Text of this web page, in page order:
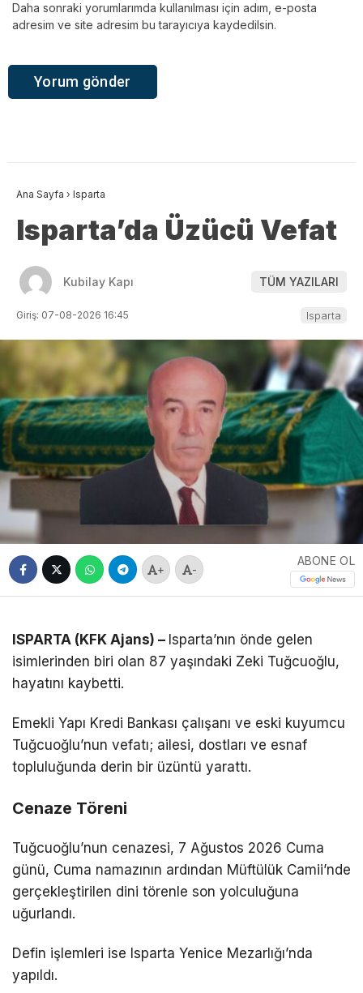
Daha sonraki yorumlarımda kullanılması için adım, e-posta
adresim ve site adresim bu tarayıcıya kaydedilsin.
Ana Sayfa › Isparta
Isparta’da Üzücü Vefat
Kubilay Kapı TÜM YAZILARI
Giriş: 07-08-2026 16:45 Isparta
+ -
ABONE OL
ISPARTA (KFK Ajans) – Isparta’nın önde gelen
isimlerinden biri olan 87 yaşındaki Zeki Tuğcuoğlu,
hayatını kaybetti.
Emekli Yapı Kredi Bankası çalışanı ve eski kuyumcu
Tuğcuoğlu’nun vefatı; ailesi, dostları ve esnaf
topluluğunda derin bir üzüntü yarattı.
Cenaze Töreni
Tuğcuoğlu’nun cenazesi, 7 Ağustos 2026 Cuma
günü, Cuma namazının ardından Müftülük Camii’nde
gerçekleştirilen dini törenle son yolculuğuna
uğurlandı.
Defin işlemleri ise Isparta Yenice Mezarlığı’nda
yapıldı.